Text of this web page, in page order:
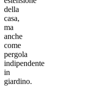
della
casa,
ma
anche
come
pergola
indipendente
in
giardino.